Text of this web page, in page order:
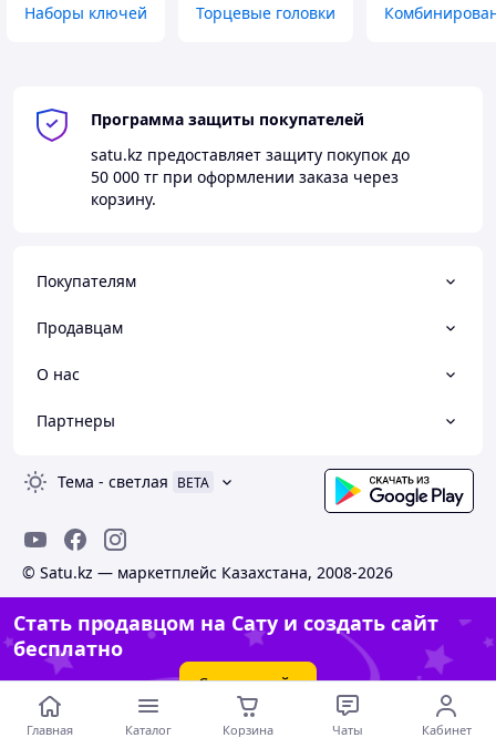
Наборы ключей Торцевые головки
Программа защиты покупателей
satu.kz предоставляет защиту покупок до
50 000 тг при оформлении заказа через
корзину.
Покупателям
Продавцам
О нас
Партнеры
Тема - светлая BETA
© Satu.kz — маркетплейс Казахстана, 2008-2026
Стать продавцом на Сату и создать сайт
бесплатно
Создать сайт
Главная Каталог Корзина Чаты Кабинет